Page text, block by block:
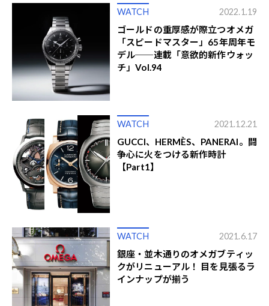
WATCH 2022.1.19
ゴールドの重厚感が際立つオメガ
「スピードマスター」65年周年モ
デル──連載「意欲的新作ウォッ
チ」Vol.94
WATCH 2021.12.21
GUCCI、HERMÈS、PANERAI。闘
争心に火をつける新作時計
【Part1】
WATCH 2021.6.17
銀座・並木通りのオメガブティッ
クがリニューアル！ 目を見張るラ
インナップが揃う